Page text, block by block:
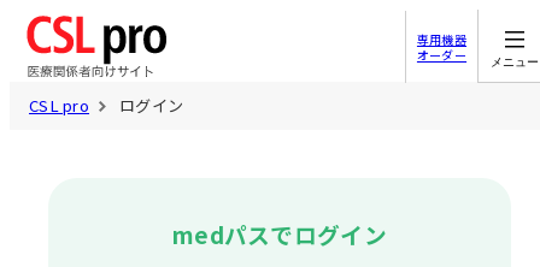
専用機器
オーダー
メニュー
CSL pro ログイン
medパスでログイン